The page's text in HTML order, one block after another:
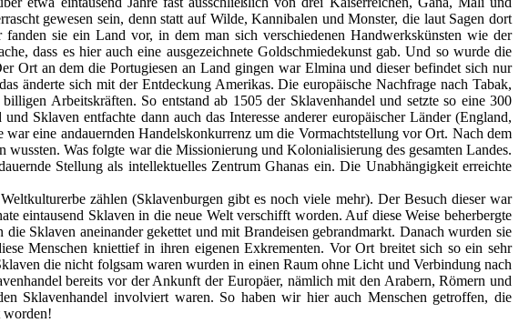
gewesen sein, denn statt auf Wilde, Kannibalen und Monster, die laut Sagen dort
sie ein Land vor, in dem man sich verschiedenen Handwerkskünsten wie der
dass es hier auch eine ausgezeichnete Goldschmiedekunst gab. Und so wurde die
Ort an dem die Portugiesen an Land gingen war Elmina und dieser befindet sich nur
änderte sich mit der Entdeckung Amerikas. Die europäische Nachfrage nach Tabak,
Arbeitskräften. So entstand ab 1505 der Sklavenhandel und setzte so eine 300
Sklaven entfachte dann auch das Interesse anderer europäischer Länder (England,
eine andauernden Handelskonkurrenz um die Vormachtstellung vor Ort. Nach dem
Was folgte war die Missionierung und Kolonialisierung des gesamten Landes.
Stellung als intellektuelles Zentrum Ghanas ein. Die Unabhängigkeit erreichte
zählen (Sklavenburgen gibt es noch viele mehr). Der Besuch dieser war
eintausend Sklaven in die neue Welt verschifft worden. Auf diese Weise beherbergte
Sklaven aneinander gekettet und mit Brandeisen gebrandmarkt. Danach wurden sie
Menschen kniettief in ihren eigenen Exkrementen. Vor Ort breitet sich so ein sehr
die nicht folgsam waren wurden in einen Raum ohne Licht und Verbindung nach
bereits vor der Ankunft der Europäer, nämlich mit den Arabern, Römern und
Sklavenhandel involviert waren. So haben wir hier auch Menschen getroffen, die
worden!